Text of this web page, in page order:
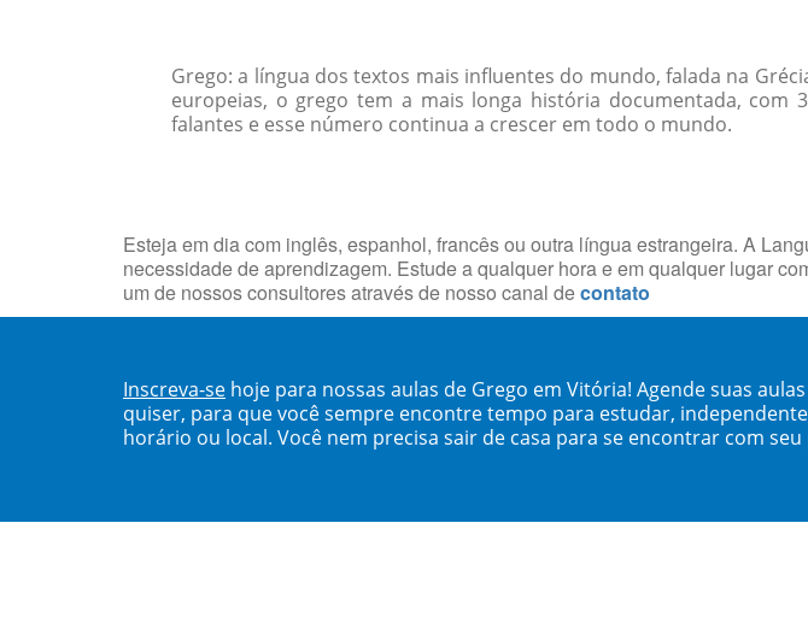
Grego: a língua dos textos mais influentes do mundo, falada na
europeias, o grego tem a mais longa história documentada, com
falantes e esse número continua a crescer em todo o mundo.
Esteja em dia com inglês, espanhol, francês ou outra língua estrangeira. A
necessidade de aprendizagem. Estude a qualquer hora e em qualquer lugar
um de nossos consultores através de nosso canal decontato
Inscreva-se hoje para nossas aulas de Grego em Vitória! Agende suas
quiser, para que você sempre encontre tempo para estudar,
horário ou local. Você nem precisa sair de casa para se encontrar com